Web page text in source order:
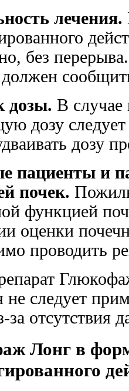
лечения.
без
дозы. В случае
дозу
дозу
пациенты и
почек.
функцией
оценки
проводить
не следует
за
Лонг в